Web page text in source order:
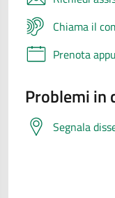
Chiama il
Prenota
Problemi in
Segnala